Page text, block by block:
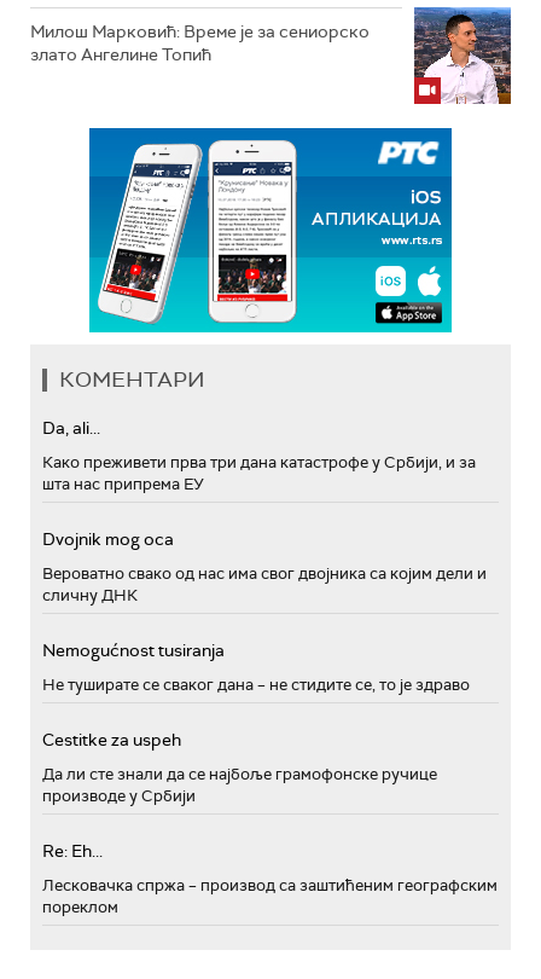
Милош Марковић: Време је за сениорско
злато Ангелине Топић
КОМЕНТАРИ
Da, ali...
Како преживети прва три дана катастрофе у Србији, и за
шта нас припрема ЕУ
Dvojnik mog oca
Вероватно свако од нас има свог двојника са којим дели и
сличну ДНК
Nemogućnost tusiranja
Не туширате се сваког дана – не стидите се, то је здраво
Cestitke za uspeh
Да ли сте знали да се најбоље грамофонске ручице
производе у Србији
Re: Eh...
Лесковачка спржа – производ са заштићеним географским
пореклом